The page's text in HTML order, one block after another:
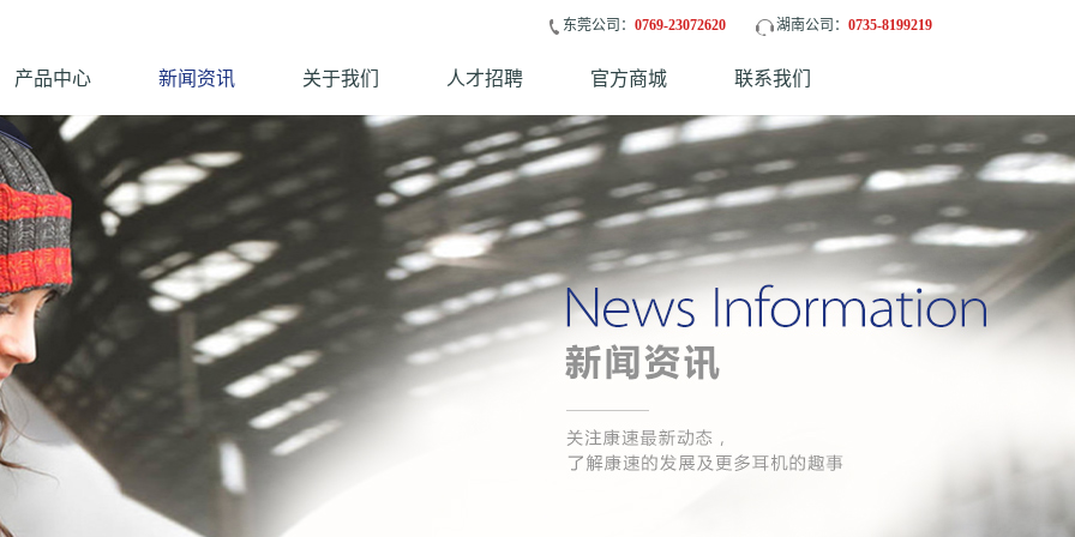
东莞公司： 0769-23072620 湖南公司： 0735-8199219
产品中心 新闻资讯 关于我们 人才招聘 官方商城 联系我们